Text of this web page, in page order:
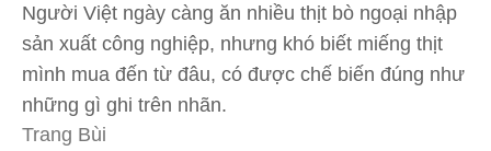
Người Việt ngày càng ăn nhiều thịt bò ngoại nhập
sản xuất công nghiệp, nhưng khó biết miếng thịt
mình mua đến từ đâu, có được chế biến đúng như
những gì ghi trên nhãn.
Trang Bùi